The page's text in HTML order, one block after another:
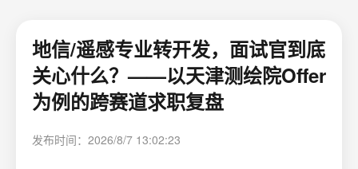
地信/遥感专业转开发，面试官到底
关心什么？——以天津测绘院Offer
为例的跨赛道求职复盘
发布时间：2026/8/7 13:02:23